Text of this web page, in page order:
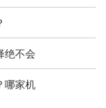
绝不会
哪家机